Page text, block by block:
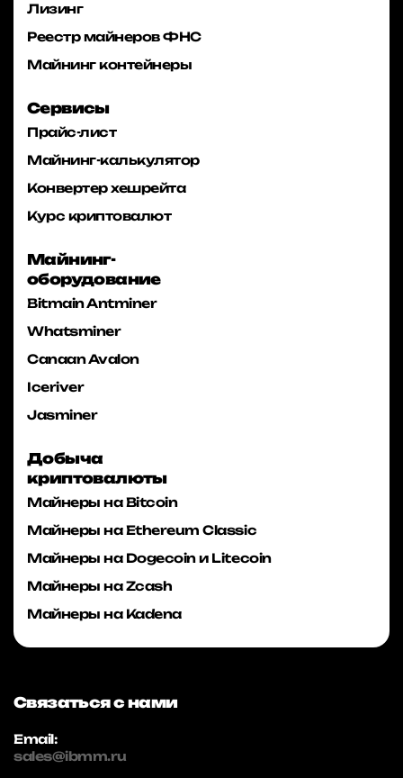
Лизинг
Реестр майнеров ФНС
Майнинг контейнеры
Сервисы
Прайс-лист
Майнинг-калькулятор
Конвертер хешрейта
Курс криптовалют
Майнинг-
оборудование
Bitmain Antminer
Whatsminer
Canaan Avalon
Iceriver
Jasminer
Добыча
криптовалюты
Майнеры на Bitcoin
Майнеры на Ethereum Classic
Майнеры на Dogecoin и Litecoin
Майнеры на Zcash
Майнеры на Kadena
Связаться с нами
Email:
sales@ibmm.ru